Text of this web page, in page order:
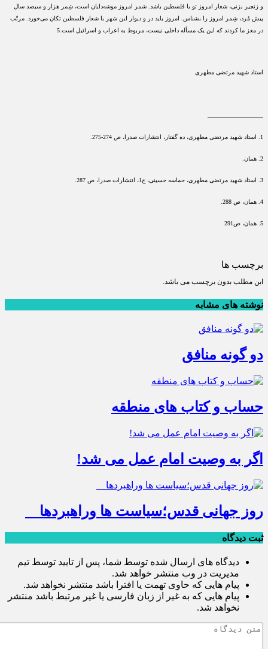
و زنجیر بزنی، شعار امروز تو با فلسطین باشد. شمر امروز موشه‌دایان است، شِمر هزار و سیصد سال
پیش مُرد، شِمر امروز را بشناس. امروز باید در و دیوار این شهر با شعار فلسطین تکان می‌خورد. مرتّب
در مغز ما کردند که این یک مسأله داخلی نیست، مربوط به اعراب و اسرائیل است.5
استاد شهید مرتضی مطهری
1. استاد شهید مرتضی مطهری، ده گفتار، انتشارات صدرا، ص 274-275.
2. همان.
3. استاد شهید مرتضی مطهری، حماسه حسینی، ج1، انتشارات صدرا، ص 287.
4. همان، ص 288.
5. همان، ص291
برچسب ها
این مطلب بدون برچسب می باشد.
نوشته های مشابه
دو گونه منافق
حساب و کتاب های منطقه
اگر به وصیت امام عمل می شد!
روز جهانی قدس؛سیاست ها وراهبردها
ثبت دیدگاه
دیدگاه های ارسال شده توسط شما، پس از تایید توسط تیم
مدیریت در وب منتشر خواهد شد.
پیام هایی که حاوی تهمت یا افترا باشد منتشر نخواهد شد.
پیام هایی که به غیر از زبان فارسی یا غیر مرتبط باشد منتشر
نخواهد شد.